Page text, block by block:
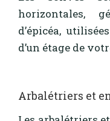
horizontales,
d’épicéa,
d’un étage de
Arbalétriers et